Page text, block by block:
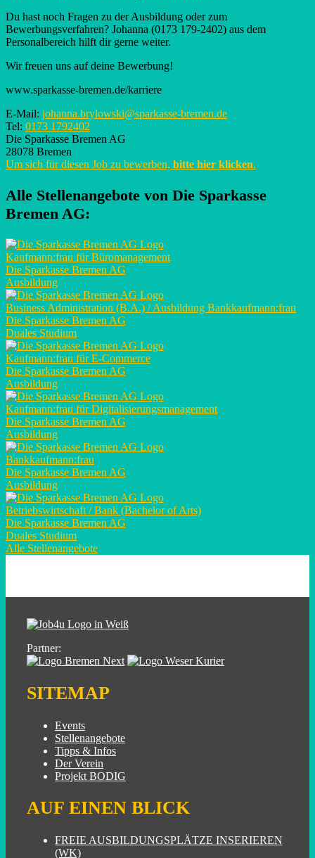
Du hast noch Fragen zu der Ausbildung oder zum
Bewerbungsverfahren? Johanna (0173 179-2402) aus dem
Personalbereich hilft dir gerne weiter.
Wir freuen uns auf deine Bewerbung!
www.sparkasse-bremen.de/karriere
E-Mail: johanna.brylowski@sparkasse-bremen.de
Tel: 0173 1792402
Die Sparkasse Bremen AG
28078 Bremen
Um sich für diesen Job zu bewerben, bitte hier klicken.
Alle Stellenangebote von Die Sparkasse
Bremen AG:
Kaufmann:frau für Büromanagement
Die Sparkasse Bremen AG
Ausbildung
Business Administration (B.A.) / Ausbildung Bankkaufmann:frau
Die Sparkasse Bremen AG
Duales Studium
Kaufmann:frau für E-Commerce
Die Sparkasse Bremen AG
Ausbildung
Kaufmann:frau für Digitalisierungsmanagement
Die Sparkasse Bremen AG
Ausbildung
Bankkaufmann:frau
Die Sparkasse Bremen AG
Ausbildung
Betriebswirtschaft / Bank (Bachelor of Arts)
Die Sparkasse Bremen AG
Duales Studium
Alle Stellenangebote
Partner:
SITEMAP
Events
Stellenangebote
Tipps & Infos
Der Verein
Projekt BODIG
AUF EINEN BLICK
FREIE AUSBILDUNGSPLÄTZE INSERIEREN
(WK)